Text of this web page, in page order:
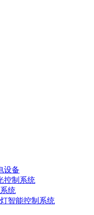
设备
控制系统
统
智能控制系统